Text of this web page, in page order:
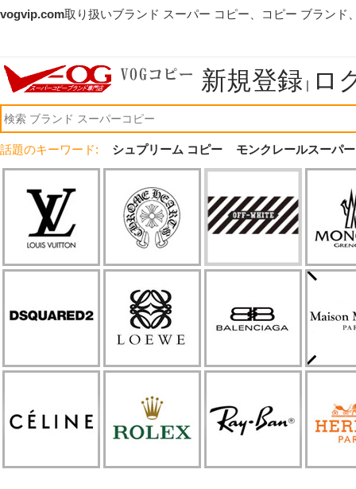
vogvip.com取り扱いブランド スーパー コピー、コピー ブランド
新規登録 | ロ
話題のキーワード: シュプリーム コピー モンクレールスーパ